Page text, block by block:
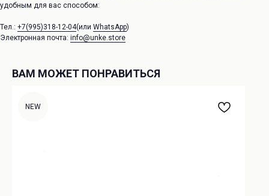
удобным для вас способом:
Тел.: +7(995)318-12-04(или WhatsApp)
Электронная почта: info@unke.store
ВАМ МОЖЕТ ПОНРАВИТЬСЯ
NEW